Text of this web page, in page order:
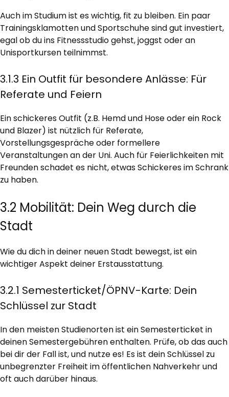
Auch im Studium ist es wichtig, fit zu bleiben. Ein paar
Trainingsklamotten und Sportschuhe sind gut investiert,
egal ob du ins Fitnessstudio gehst, joggst oder an
Unisportkursen teilnimmst.
3.1.3 Ein Outfit für besondere Anlässe: Für
Referate und Feiern
Ein schickeres Outfit (z.B. Hemd und Hose oder ein Rock
und Blazer) ist nützlich für Referate,
Vorstellungsgespräche oder formellere
Veranstaltungen an der Uni. Auch für Feierlichkeiten mit
Freunden schadet es nicht, etwas Schickeres im Schrank
zu haben.
3.2 Mobilität: Dein Weg durch die
Stadt
Wie du dich in deiner neuen Stadt bewegst, ist ein
wichtiger Aspekt deiner Erstausstattung.
3.2.1 Semesterticket/ÖPNV-Karte: Dein
Schlüssel zur Stadt
In den meisten Studienorten ist ein Semesterticket in
deinen Semestergebühren enthalten. Prüfe, ob das auch
bei dir der Fall ist, und nutze es! Es ist dein Schlüssel zu
unbegrenzter Freiheit im öffentlichen Nahverkehr und
oft auch darüber hinaus.